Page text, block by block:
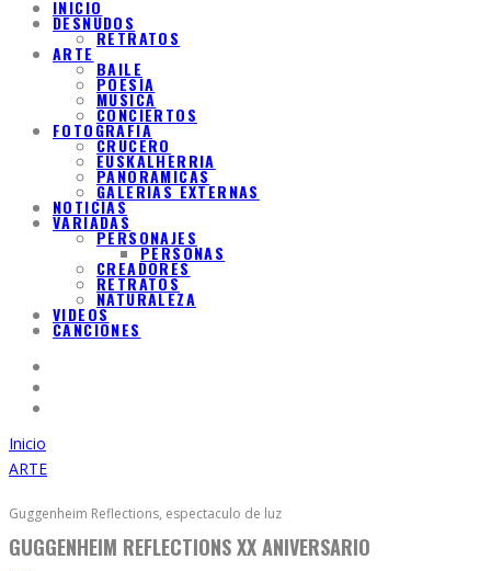
INICIO
DESNUDOS
RETRATOS
ARTE
BAILE
POESIA
MUSICA
CONCIERTOS
FOTOGRAFIA
CRUCERO
EUSKALHERRIA
PANORAMICAS
GALERIAS EXTERNAS
NOTICIAS
VARIADAS
PERSONAJES
PERSONAS
CREADORES
RETRATOS
NATURALEZA
VIDEOS
CANCIONES
Inicio
ARTE
Guggenheim Reflections, espectaculo de luz
GUGGENHEIM REFLECTIONS XX ANIVERSARIO